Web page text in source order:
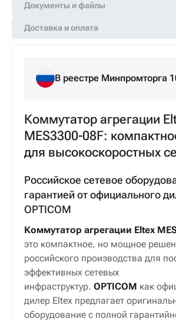
Документы и файлы
Доставка и оплата
В реестре Минпромторга
Коммутатор агрегации
MES3300-08F:
для высокоскоростных
Российское сетевое
гарантией от официального
OPTICOM
Коммутатор агрегации Eltex
это компактное, но мощное
российского производства для
эффективных сетевых
инфраструктур. OPTICOM как
дилер Eltex предлагает
оборудование с полной